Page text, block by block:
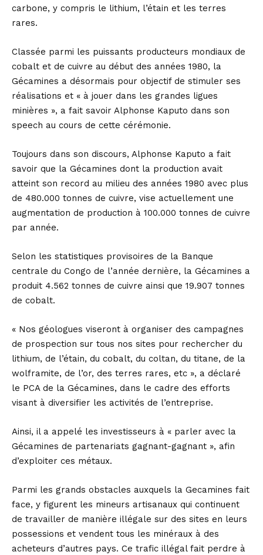
carbone, y compris le lithium, l’étain et les terres
rares.
Classée parmi les puissants producteurs mondiaux de
cobalt et de cuivre au début des années 1980, la
Gécamines a désormais pour objectif de stimuler ses
réalisations et « à jouer dans les grandes ligues
minières », a fait savoir Alphonse Kaputo dans son
speech au cours de cette cérémonie.
Toujours dans son discours, Alphonse Kaputo a fait
savoir que la Gécamines dont la production avait
atteint son record au milieu des années 1980 avec plus
de 480.000 tonnes de cuivre, vise actuellement une
augmentation de production à 100.000 tonnes de cuivre
par année.
Selon les statistiques provisoires de la Banque
centrale du Congo de l’année dernière, la Gécamines a
produit 4.562 tonnes de cuivre ainsi que 19.907 tonnes
de cobalt.
« Nos géologues viseront à organiser des campagnes
de prospection sur tous nos sites pour rechercher du
lithium, de l’étain, du cobalt, du coltan, du titane, de la
wolframite, de l’or, des terres rares, etc », a déclaré
le PCA de la Gécamines, dans le cadre des efforts
visant à diversifier les activités de l’entreprise.
Ainsi, il a appelé les investisseurs à « parler avec la
Gécamines de partenariats gagnant-gagnant », afin
d’exploiter ces métaux.
Parmi les grands obstacles auxquels la Gecamines fait
face, y figurent les mineurs artisanaux qui continuent
de travailler de manière illégale sur des sites en leurs
possessions et vendent tous les minéraux à des
acheteurs d’autres pays. Ce trafic illégal fait perdre à